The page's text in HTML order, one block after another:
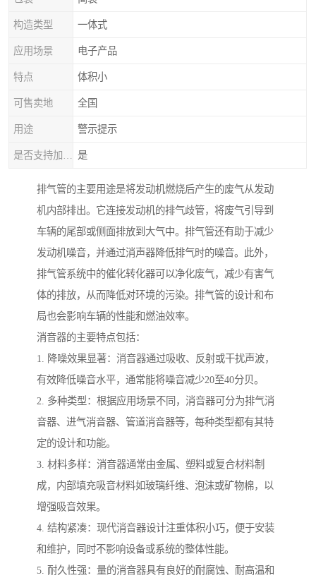
构造类型 一体式
应用场景 电子产品
特点 体积小
可售卖地 全国
用途 警示提示
是
排气管的主要用途是将发动机燃烧后产生的废气从发动
机内部排出。它连接发动机的排气歧管，将废气引导到
车辆的尾部或侧面排放到大气中。排气管还有助于减少
发动机噪音，并通过消声器降低排气时的噪音。此外，
排气管系统中的催化转化器可以净化废气，减少有害气
体的排放，从而降低对环境的污染。排气管的设计和布
局也会影响车辆的性能和燃油效率。
消音器的主要特点包括：
1. 降噪效果显著：消音器通过吸收、反射或干扰声波，
有效降低噪音水平，通常能将噪音减少20至40分贝。
2. 多种类型：根据应用场景不同，消音器可分为排气消
音器、进气消音器、管道消音器等，每种类型都有其特
定的设计和功能。
3. 材料多样：消音器通常由金属、塑料或复合材料制
成，内部填充吸音材料如玻璃纤维、泡沫或矿物棉，以
增强吸音效果。
4. 结构紧凑：现代消音器设计注重体积小巧，便于安装
和维护，同时不影响设备或系统的整体性能。
5. 耐久性强：量的消音器具有良好的耐腐蚀、耐高温和